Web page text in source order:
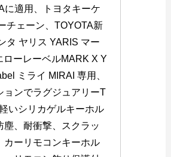
に適用、トヨタキーケ
チェーン、TOYOTA新
タ ヤリス YARIS マー
ローレーベルMARK X Y
ミライ MIRAI 専用、
ョンでラグジュアリーT
いシリカゲルキーホル
塵、耐衝撃、スクラッ
カーリモコンキーホル